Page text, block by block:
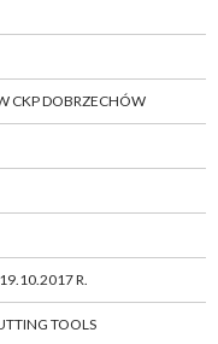
CKP DOBRZECHÓW
R.
TOOLS